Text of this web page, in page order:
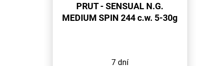
PRUT - SENSUAL N.G.
MEDIUM SPIN 244 c.w. 5-30g
7 dní